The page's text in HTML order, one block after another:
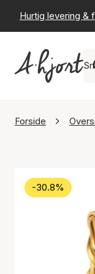
Hurtig levering &
Forside
-30.8%